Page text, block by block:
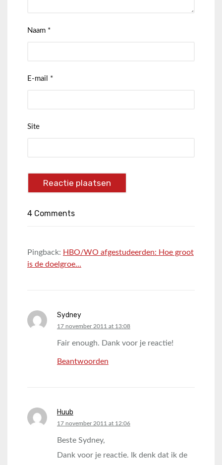
Naam *
E-mail *
Site
4 Comments
Pingback: HBO/WO afgestudeerden: Hoe groot
is de doelgroe...
Sydney
says:
17 november 2011 at 13:08
Fair enough. Dank voor je reactie!
Beantwoorden
Huub
says:
17 november 2011 at 12:06
Beste Sydney,
Dank voor je reactie. Ik denk dat ik de